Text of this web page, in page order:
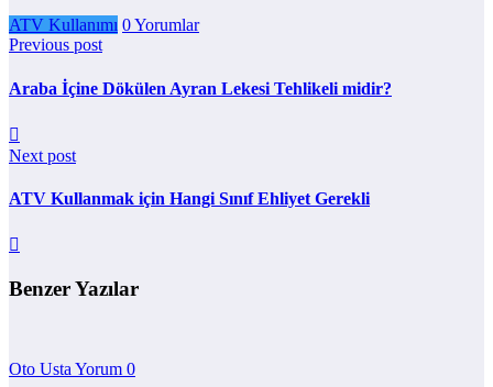
ATV Kullanımı 0 Yorumlar
Previous post
Araba İçine Dökülen Ayran Lekesi Tehlikeli midir?
Next post
ATV Kullanmak için Hangi Sınıf Ehliyet Gerekli
Benzer Yazılar
Oto Usta Yorum 0